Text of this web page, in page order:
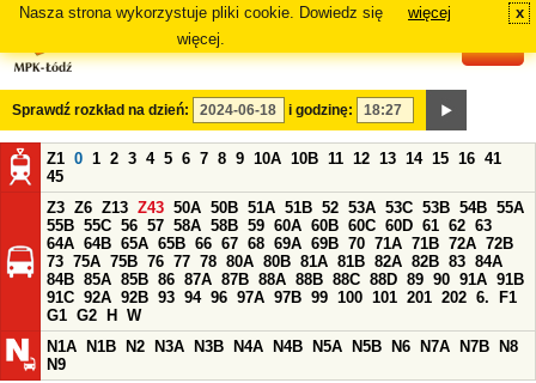
Nasza strona wykorzystuje pliki cookie. Dowiedz się
więcej.
więcej x
Sprawdź rozkład na dzień: i godzinę:
Z1 0 1 2 3 4 5 6 7 8 9 10A 10B 11 12 13 14 15 16 41
45
Z3 Z6 Z13 Z43 50A 50B 51A 51B 52 53A 53C 53B 54B 55A
55B 55C 56 57 58A 58B 59 60A 60B 60C 60D 61 62 63
64A 64B 65A 65B 66 67 68 69A 69B 70 71A 71B 72A 72B
73 75A 75B 76 77 78 80A 80B 81A 81B 82A 82B 83 84A
84B 85A 85B 86 87A 87B 88A 88B 88C 88D 89 90 91A 91B
91C 92A 92B 93 94 96 97A 97B 99 100 101 201 202 6.
F1
G1 G2 H
W
N1A
N1B N2 N3A N3B N4A N4B N5A N5B N6 N7A N7B
N8
N9